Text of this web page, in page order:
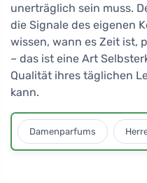
unerträglich sein muss.
die Signale des eigenen
wissen, wann es Zeit ist,
– das ist eine Art
Qualität ihres täglichen
kann.
Damenparfums